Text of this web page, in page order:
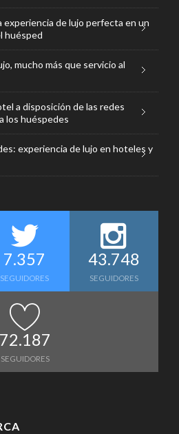
experiencia de lujo perfecta en un
huésped
mucho más que servicio al
a disposición de las redes
los huéspedes
experiencia de lujo en hoteles y
7.357
SEGUIDORES
43.748
SEGUIDORES
72.187
SEGUIDORES